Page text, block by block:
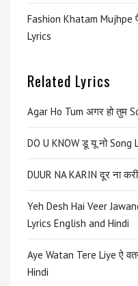
Fashion Khatam
Lyrics
Related Lyrics
Agar Ho Tum अगर हो तुम
DO U KNOW डू यू नो
DUUR NA KARIN दूर ना
Yeh Desh Hai Veer
Lyrics English and Hindi
Aye Watan Tere Liye ऐ
Hindi